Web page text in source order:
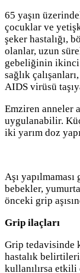
65 yaşın
çocuklar ve
şeker hastalığı,
olanlar, uzun
gebeliğinin ikinci
sağlık
AIDS virüsü
Emziren anneler
uygulanabilir.
iki yarım doz
Aşı
bebekler,
önceki grip
Grip ilaçları
Grip tedavisinde
hastalık
kullanılırsa etkili